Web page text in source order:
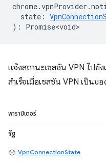
chrome.vpnProvider .
state :
) : Promise<void>
แจ้งสถานะเซสชัน VPN ไปยั
สำเร็จเมื่อเซสชัน VPN เป็นข
พารามิเตอร์
รัฐ
VpnConnectionState